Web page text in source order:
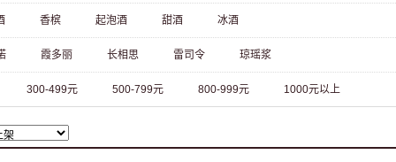
香槟 起泡酒 甜酒 冰酒
霞多丽 长相思 雷司令 琼瑶浆
300-499元 500-799元 800-999元 1000元以上